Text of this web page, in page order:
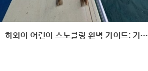
하와이 어린이 스노클링 완벽 가이드: 가족 모두 만족하는 해양 액티비티